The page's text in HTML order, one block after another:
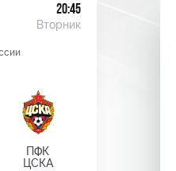
20:45
Вторник
ПФК
ЦСКА